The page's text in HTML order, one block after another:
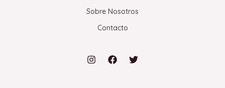
Sobre Nosotros
Contacto